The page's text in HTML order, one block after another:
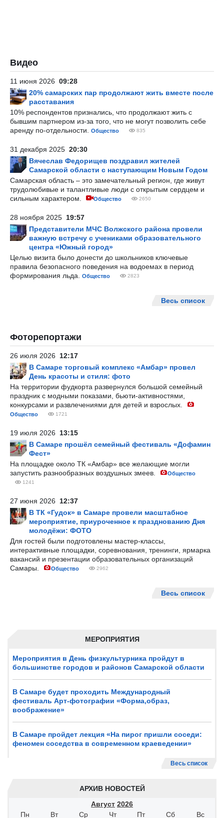
МЕРОПРИЯТИЯ
Мероприятия в День физкультурника пройдут в
большинстве городов и районов Самарской области
В Самаре будет проходить Международный
фестиваль Арт-фотографии «Форма,образ,
воображение»
В Самаре пройдет лекция «На пирог пришли соседи:
феномен соседства в современном краеведении»
Весь список
АРХИВ НОВОСТЕЙ
Август 2026
Пн
Вт Ср Чт Пт Сб Вс
Видео
11 июня 2026 09:28
20% самарских пар продолжают жить вместе после
расставания
10% респондентов признались, что продолжают жить с
бывшим партнером из-за того, что не могут позволить себе
аренду по-отдельности.
Общество 835
31 декабря 2025 20:30
Вячеслав Федорищев поздравил жителей
Самарской области с наступающим Новым Годом
Самарская область – это замечательный регион, где живут
трудолюбивые и талантливые люди с открытым сердцем и
сильным характером.
Общество 2650
28 ноября 2025 19:57
Представители МЧС Волжского района провели
важную встречу с учениками образовательного
центра «Южный город»
Целью визита было донести до школьников ключевые
правила безопасного поведения на водоемах в период
формирования льда.
Общество 2823
Весь список
Фоторепортажи
26 июля 2026 12:17
В Самаре торговый комплекс «Амбар» провел
День красоты и стиля: фото
На территории фудкорта развернулся большой семейный
праздник с модными показами, бьюти-активностями,
конкурсами и развлечениями для детей и взрослых.
Общество 1721
19 июля 2026 13:15
В Самаре прошёл семейный фестиваль «Дофамин
Фест»
На площадке около ТК «Амбар» все желающие могли
запустить разнообразных воздушных змеев.
Общество
1241
27 июня 2026 12:37
В ТК «Гудок» в Самаре провели масштабное
мероприятие, приуроченное к празднованию Дня
молодёжи: ФОТО
Для гостей были подготовлены мастер-классы,
интерактивные площадки, соревнования, тренинги, ярмарка
вакансий и презентации образовательных организаций
Самары.
Общество 2962
Весь список